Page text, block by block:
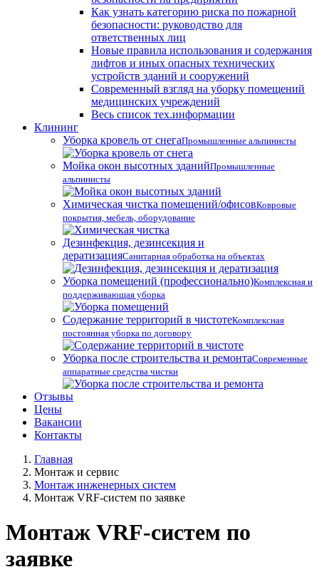
Как узнать категорию риска по пожарной
безопасности: руководство для
ответственных лиц
Новые правила использования и содержания
лифтов и иных опасных технических
устройств зданий и сооружений
Современный взгляд на уборку помещений
медицинских учреждений
Весь список тех.информации
Клининг
Уборка кровель от снегаПромышленные альпинисты
Мойка окон высотных зданийПромышленные
альпинисты
Химическая чистка помещений/офисовКовровые
покрытия, мебель, оборудование
Дезинфекция, дезинсекция и
дератизацияСанитарная обработка на объектах
Уборка помещений (профессионально)Комплексная и
поддерживающая уборка
Содержание территорий в чистотеКомплексная
постоянная уборка по договору
Уборка после строительства и ремонтаСовременные
аппаратные средства чистки
Отзывы
Цены
Вакансии
Контакты
Главная
Монтаж и сервис
Монтаж инженерных систем
Монтаж VRF-систем по заявке
Монтаж VRF-систем по
заявке